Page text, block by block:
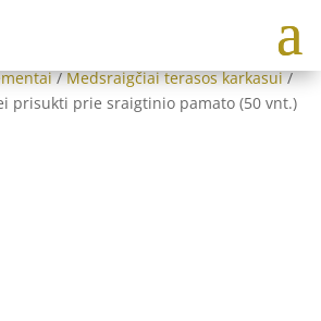
/Medsraigčiai terasos karkasui/
prisukti prie sraigtinio pamato (50 vnt.)